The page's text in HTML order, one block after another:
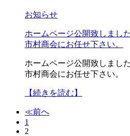
お知らせ
ホームページ公開致しまし
市村商会にお任せ下さい。
ホームページ公開致しまし
市村商会にお任せ下さい。
【続きを読む】
≪前へ
1
2